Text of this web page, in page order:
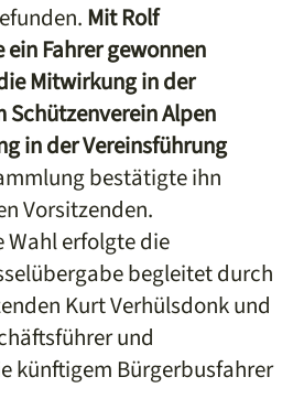
Mit Rolf
Fahrer gewonnen
Mitwirkung in der
Schützenverein Alpen
in der Vereinsführung
bestätigte ihn
Vorsitzenden.
Wahl erfolgte die
begleitet durch
Kurt Verhülsdonk und
und
künftigem Bürgerbusfahrer